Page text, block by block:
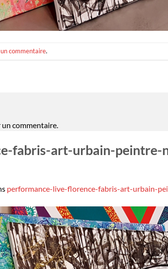
commentaire.
commentaire.
fabris-art-urbain-
performance-live-florence-fabris-art-urbain-